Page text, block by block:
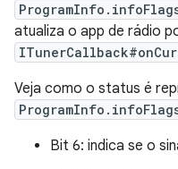
atualiza o app de rádio
Veja como o status é
Bit 6: indica se o